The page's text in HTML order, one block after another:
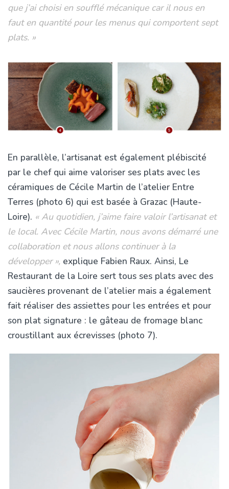
que j’ai choisi en soufflé mécanique car il nous en
faut en quantité pour les menus qui comportent sept
plats. »
En parallèle, l’artisanat est également plébiscité
par le chef qui aime valoriser ses plats avec les
céramiques de Cécile Martin de l’atelier Entre
Terres (photo 6) qui est basée à Grazac (Haute-
Loire). « Au quotidien, j’aime faire valoir l’artisanat et
le local. Avec Cécile Martin, nous avons démarré une
collaboration et nous allons continuer à la
développer », explique Fabien Raux. Ainsi, Le
Restaurant de la Loire sert tous ses plats avec des
saucières provenant de l’atelier mais a également
fait réaliser des assiettes pour les entrées et pour
son plat signature : le gâteau de fromage blanc
croustillant aux écrevisses (photo 7).